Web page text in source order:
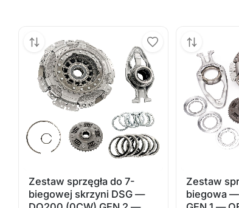
Zestaw sprzęgła do 7-
biegowej skrzyni DSG —
Zestaw
biegowa